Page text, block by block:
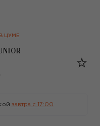
ЦУМЕ
junior
завтра c 17:00